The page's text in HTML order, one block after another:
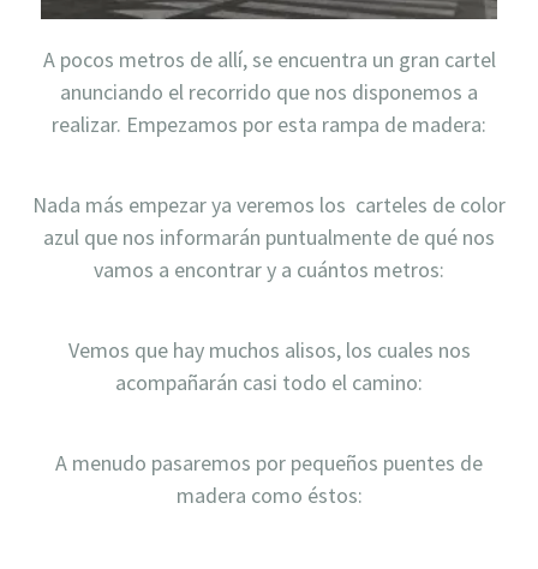
A pocos metros de allí, se encuentra un gran cartel
anunciando el recorrido que nos disponemos a
realizar. Empezamos por esta rampa de madera:
Nada más empezar ya veremos los carteles de color
azul que nos informarán puntualmente de qué nos
vamos a encontrar y a cuántos metros:
Vemos que hay muchos alisos, los cuales nos
acompañarán casi todo el camino:
A menudo pasaremos por pequeños puentes de
madera como éstos: